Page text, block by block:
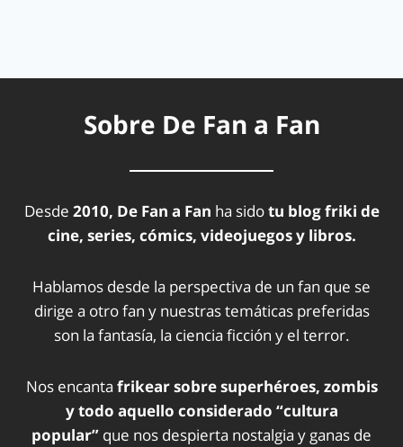
Sobre De Fan a Fan
Desde 2010, De Fan a Fan ha sidotu blog friki de
cine, series, cómics, videojuegos y libros.
Hablamos desde la perspectiva de un fan que se
dirige a otro fan y nuestras temáticas preferidas
son la fantasía, la ciencia ficción y el terror.
Nos encanta frikear sobre superhéroes, zombis
y todo aquello considerado “cultura
popular” que nos despierta nostalgia y ganas de